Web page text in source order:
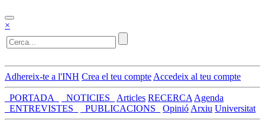
×
Adhereix-te a l'INH Crea el teu compte Accedeix al teu compte
_PORTADA_ _NOTICIES_ Articles RECERCA Agenda
_ENTREVISTES_
_PUBLICACIONS_ Opinió Arxiu Universitat